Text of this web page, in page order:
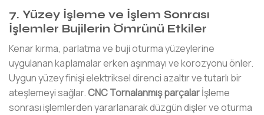
7. Yüzey İşleme ve İşlem Sonrası
İşlemler Bujilerin Ömrünü Etkiler
Kenar kırma, parlatma ve buji oturma yüzeylerine
uygulanan kaplamalar erken aşınmayı ve korozyonu önler.
Uygun yüzey finişi elektriksel direnci azaltır ve tutarlı bir
ateşlemeyi sağlar.CNC Tornalanmış parçalarİşleme
sonrası işlemlerden yararlanarak düzgün dişler ve oturma